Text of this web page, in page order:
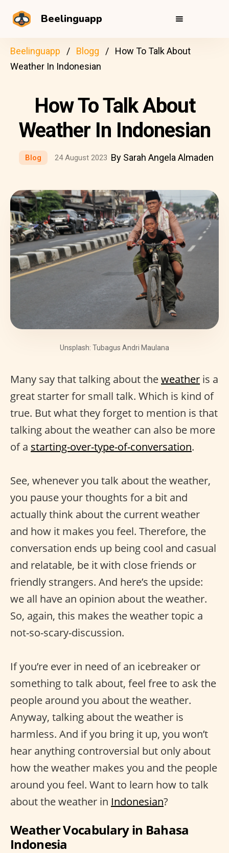
Beelinguapp
Beelinguapp Blogg
How To Talk About
Weather In Indonesian
How To Talk About
Weather In Indonesian
Blog 24 August 2023 By Sarah Angela Almaden
Unsplash: Tubagus Andri Maulana
Many say that talking about theweather is a
great starter for small talk. Which is kind of
true. But what they forget to mention is that
talking about the weather can also be more
of a starting-over-type-of-conversation.
See, whenever you talk about the weather,
you pause your thoughts for a bit and
actually think about the current weather
and how it makes you feel. Therefore, the
conversation ends up being cool and casual
and relatable, be it with close friends or
friendly strangers. And here’s the upside:
we all have an opinion about the weather.
So, again, this makes the weather topic a
not-so-scary-discussion.
If you’re ever in need of an icebreaker or
something to talk about, feel free to ask the
people around you about the weather.
Anyway, talking about the weather is
harmless. And if you bring it up, you won’t
hear anything controversial but only about
how the weather makes you and the people
around you feel. Want to learn how to talk
about the weather in Indonesian?
Weather Vocabulary in Bahasa
Indonesia